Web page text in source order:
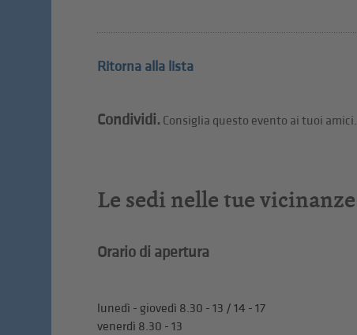
Ritorna alla lista
Condividi. Consiglia questo evento ai tuoi amici.
Le sedi nelle tue vicinanze
Orario di apertura
lunedì - giovedì 8.30 - 13 / 14 - 17
venerdì 8.30 - 13